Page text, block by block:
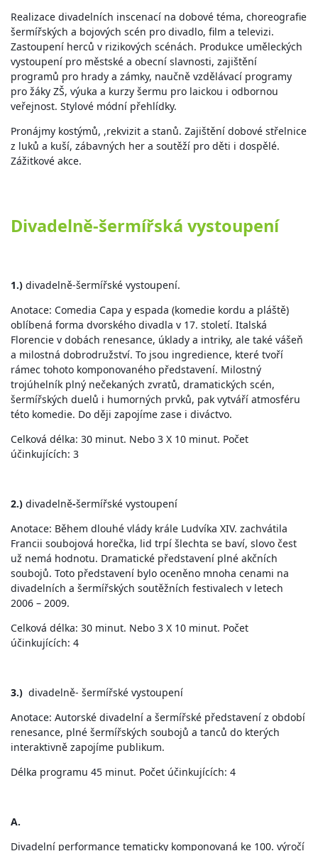
Realizace divadelních inscenací na dobové téma, choreografie
šermířských a bojových scén pro divadlo, film a televizi.
Zastoupení herců v rizikových scénách. Produkce uměleckých
vystoupení pro městské a obecní slavnosti, zajištění
programů pro hrady a zámky, naučně vzdělávací programy
pro žáky ZŠ, výuka a kurzy šermu pro laickou i odbornou
veřejnost. Stylové módní přehlídky.
Pronájmy kostýmů, ,rekvizit a stanů. Zajištění dobové střelnice
z luků a kuší, zábavných her a soutěží pro děti i dospělé.
Zážitkové akce.
Divadelně-šermířská vystoupení
1.) divadelně-šermířské vystoupení.
Anotace: Comedia Capa y espada (komedie kordu a pláště)
oblíbená forma dvorského divadla v 17. století. Italská
Florencie v dobách renesance, úklady a intriky, ale také vášeň
a milostná dobrodružství. To jsou ingredience, které tvoří
rámec tohoto komponovaného představení. Milostný
trojúhelník plný nečekaných zvratů, dramatických scén,
šermířských duelů i humorných prvků, pak vytváří atmosféru
této komedie. Do ději zapojíme zase i diváctvo.
Celková délka: 30 minut. Nebo 3 X 10 minut. Počet
účinkujících: 3
2.) divadelně-šermířské vystoupení
Anotace: Během dlouhé vlády krále Ludvíka XIV. zachvátila
Francii soubojová horečka, lid trpí šlechta se baví, slovo čest
už nemá hodnotu. Dramatické představení plné akčních
soubojů. Toto představení bylo oceněno mnoha cenami na
divadelních a šermířských soutěžních festivalech v letech
2006 – 2009.
Celková délka: 30 minut. Nebo 3 X 10 minut. Počet
účinkujících: 4
3.) divadelně- šermířské vystoupení
Anotace: Autorské divadelní a šermířské představení z období
renesance, plné šermířských soubojů a tanců do kterých
interaktivně zapojíme publikum.
Délka programu 45 minut. Počet účinkujících: 4
A.
Divadelní performance tematicky komponovaná ke 100. výročí